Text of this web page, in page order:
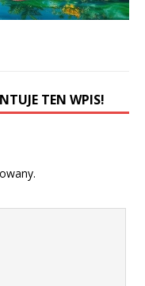
TEN WPIS!